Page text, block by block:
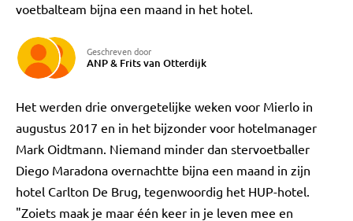
voetbalteam bijna een maand in het hotel.
Geschreven door
ANP& Frits van Otterdijk
Het werden drie onvergetelijke weken voor Mierlo in
augustus 2017 en in het bijzonder voor hotelmanager
Mark Oidtmann. Niemand minder dan stervoetballer
Diego Maradona overnachtte bijna een maand in zijn
hotel Carlton De Brug, tegenwoordig het HUP-hotel.
"Zoiets maak je maar één keer in je leven mee en